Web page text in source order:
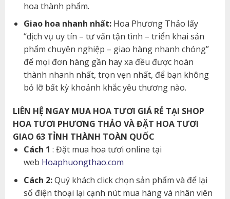
hoa thành phẩm.
Giao hoa nhanh nhất:Hoa Phương Thảo lấy
“dịch vụ uy tín – tư vấn tận tình – triển khai sản
phẩm chuyên nghiệp – giao hàng nhanh chóng”
để mọi đơn hàng gần hay xa đều được hoàn
thành nhanh nhất, trọn vẹn nhất, để bạn không
bỏ lỡ bất kỳ khoảnh khắc yêu thương nào.
LIÊN HỆ NGAY MUA HOA TƯƠI GIÁ RẺ TẠI SHOP
HOA TƯƠI PHƯƠNG THẢO VÀ ĐẶT HOA TƯƠI
GIAO 63 TỈNH THÀNH TOÀN QUỐC
Cách 1 : Đặt mua hoa tươi online tại
web Hoaphuongthao.com
Cách 2:Quý khách click chọn sản phẩm và để lại
số điện thoại lại cạnh nút mua hàng và nhân viên